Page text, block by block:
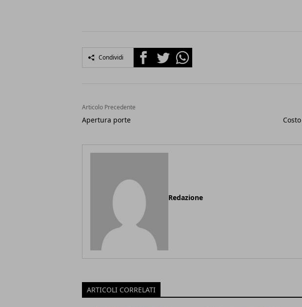
Condividi FacebookTwitterWhatsapp
Articolo Precedente
Apertura porte
Redazione
ARTICOLI CORRELATI